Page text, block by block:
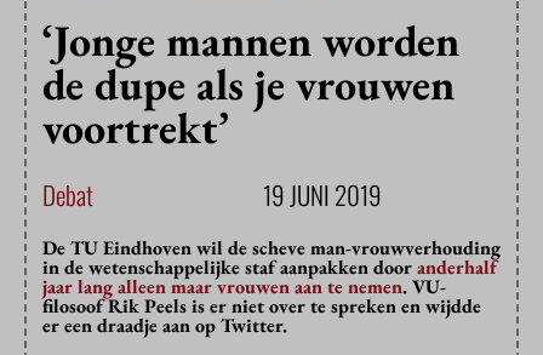
‘Jonge mannen worden
de dupe als je vrouwen
voortrekt’
Debat 19 JUNI 2019
De TU Eindhoven wil de scheve man-vrouwverhouding
in de wetenschappelijke staf aanpakken dooranderhalf
jaar lang alleen maar vrouwen aan te nemen. VU-
filosoof Rik Peels is er niet over te spreken en wijdde
er een draadje aan op Twitter.